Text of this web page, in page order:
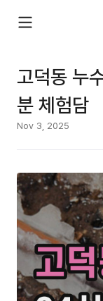
고덕동 누
분 체험담
Nov 3, 2025